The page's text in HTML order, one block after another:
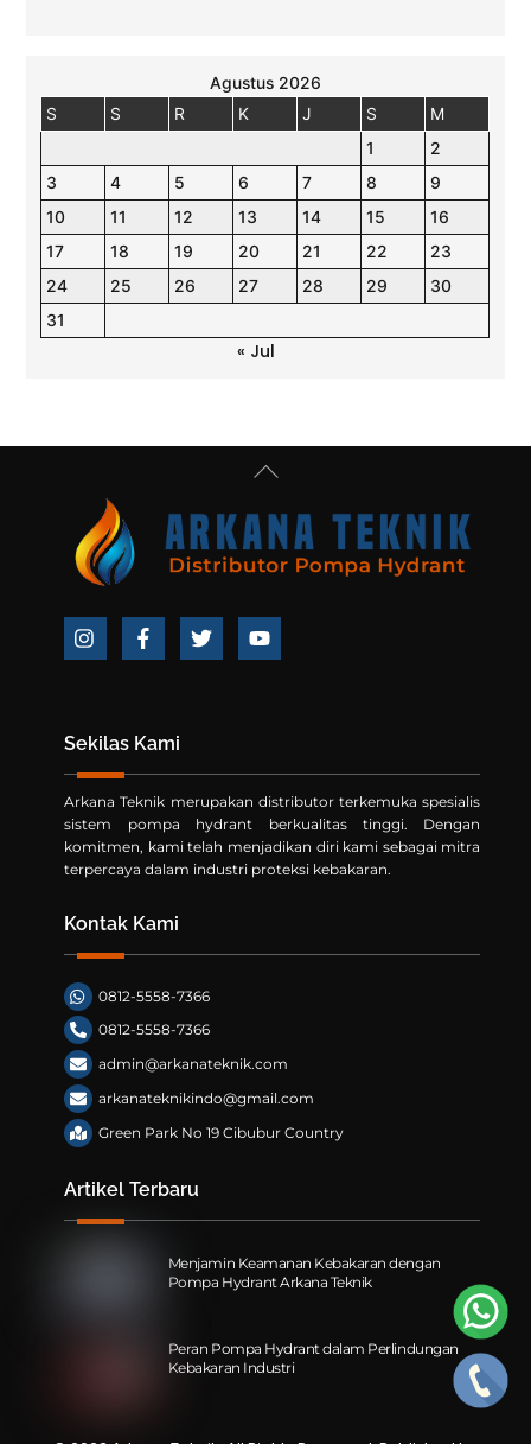
Agustus 2026
S
S R K J S
M
1
2
3
4 5 6 7 8
9
10
11 12 13 14 15
16
17
18 19 20 21 22
23
24
25 26 27 28 29
30
31
« Jul
Back
Top
Icon
Icon
Icon
Icon
Sekilas Kami
Arkana Teknik merupakan distributor terkemuka spesialis
sistem pompa hydrant berkualitas tinggi. Dengan
komitmen, kami telah menjadikan diri kami sebagai mitra
terpercaya dalam industri proteksi kebakaran.
Kontak Kami
0812-5558-7366
0812-5558-7366
admin@arkanateknik.com
arkanateknikindo@gmail.com
Green Park No 19 Cibubur Country
Artikel Terbaru
Menjamin Keamanan Kebakaran dengan
Pompa Hydrant Arkana Teknik
Peran Pompa Hydrant dalam Perlindungan
Kebakaran Industri